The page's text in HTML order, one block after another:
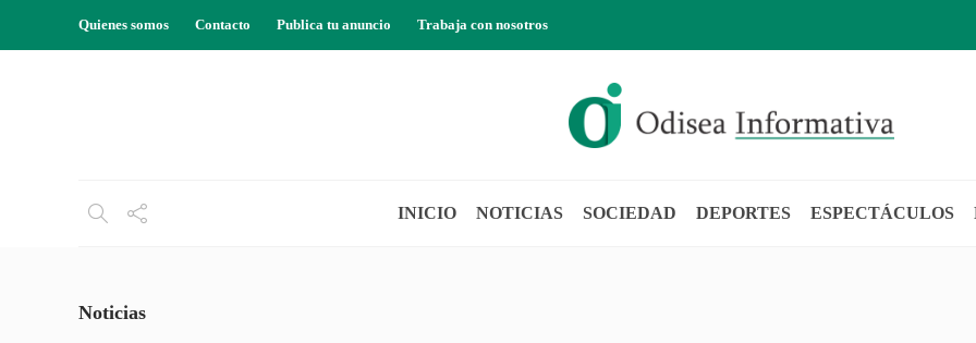
Quienes somos Contacto Publica tu anuncio Trabaja con nosotros
INICIO NOTICIAS SOCIEDAD DEPORTES ESPECTÁCULOS
Noticias